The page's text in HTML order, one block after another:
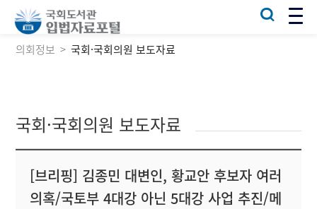
의회정보 국회·국회의원 보도자료
국회·국회의원 보도자료
[브리핑] 김종민 대변인, 황교안 후보자 여러
의혹/국토부 4대강 아닌 5대강 사업 추진/메